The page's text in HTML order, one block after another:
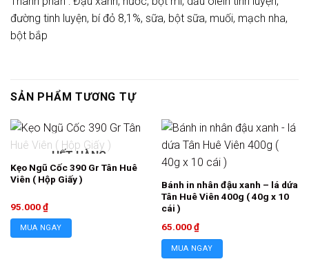
đường tinh luyện, bí đỏ 8,1%, sữa, bột sữa, muối, mạch nha,
bột bắp
SẢN PHẨM TƯƠNG TỰ
HẾT HÀNG
Kẹo Ngũ Cốc 390 Gr Tân Huê
Viên ( Hộp Giấy )
95.000₫
MUA NGAY
Bánh in nhân đậu xanh – lá dứa
Tân Huê Viên 400g ( 40g x 10
cái )
65.000₫
MUA NGAY